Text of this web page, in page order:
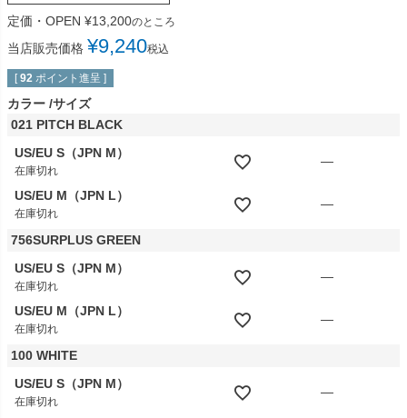
定価・OPEN ¥13,200のところ
当店販売価格 ¥9,240税込
[ 92 ポイント進呈 ]
カラー サイズ
021 PITCH BLACK
US/EU S（JPN M）
在庫切れ
—
US/EU M（JPN L）
在庫切れ
—
756SURPLUS GREEN
US/EU S（JPN M）
在庫切れ
—
US/EU M（JPN L）
在庫切れ
—
100 WHITE
US/EU S（JPN M）
在庫切れ
—